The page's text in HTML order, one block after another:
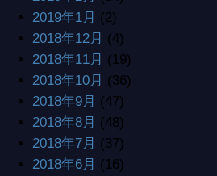
2019年1月 (2)
2018年12月 (4)
2018年11月 (19)
2018年10月 (36)
2018年9月 (47)
2018年8月 (48)
2018年7月 (37)
2018年6月 (16)